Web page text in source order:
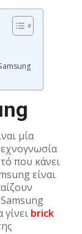
μία
που κάνει
είναι
brick